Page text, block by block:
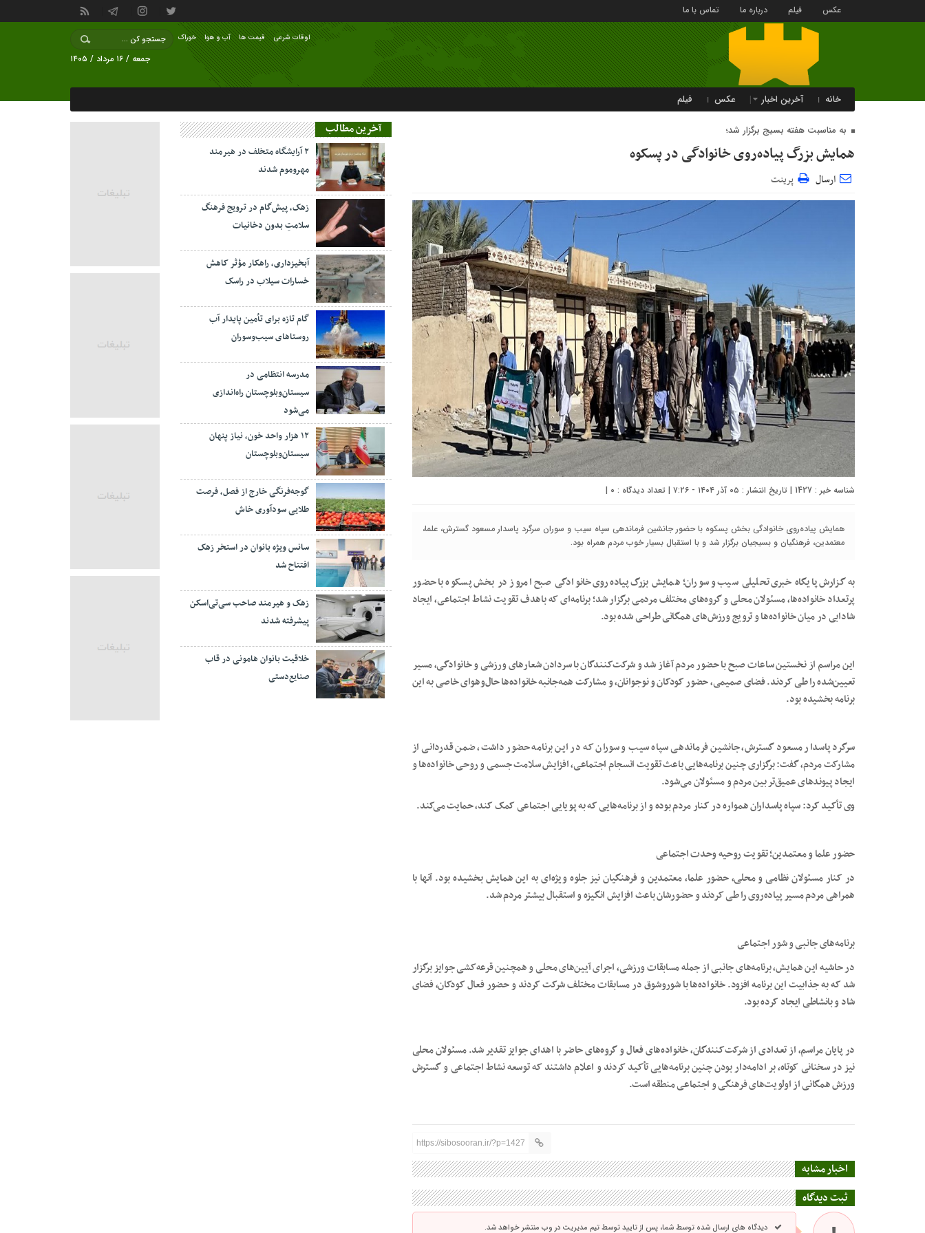
عکس فیلم درباره ما تماس با ما
خوراک آب و هوا قیمت ها اوقات شرعی
جمعه / ۱۶ مرداد / ۱۴۰۵
خانه آخرین اخبار عکس فیلم
به مناسبت هفته بسیج برگزار شد؛
همایش بزرگ پیاده‌روی خانوادگی در پسکوه
ارسال پرینت
شناسه خبر : 1427 | تاریخ انتشار : ۰۵ آذر ۱۴۰۴ - ۷:۲۶ | تعداد دیدگاه : ۰ |
همایش پیاده‌روی خانوادگی بخش پسکوه با حضور جانشین فرماندهی سپاه سیب و سوران سرگرد پاسدار مسعود گسترش، علما،
معتمدین، فرهنگیان و بسیجیان برگزار شد و با استقبال بسیار خوب مردم همراه بود.
به گزارش پایگاه خبری تحلیلی سیب و سوران؛ همایش بزرگ پیاده‌روی خانوادگی صبح امروز در بخش پسکوه با حضور
پرتعداد خانواده‌ها، مسئولان محلی و گروه‌های مختلف مردمی برگزار شد؛ برنامه‌ای که باهدف تقویت نشاط اجتماعی، ایجاد
شادابی در میان خانواده‌ها و ترویج ورزش‌های همگانی طراحی شده بود.
این مراسم از نخستین ساعات صبح با حضور مردم آغاز شد و شرکت‌کنندگان با سردادن شعارهای ورزشی و خانوادگی، مسیر
تعیین‌شده را طی کردند. فضای صمیمی، حضور کودکان و نوجوانان، و مشارکت همه‌جانبه خانواده‌ها حال‌وهوای خاصی به این
برنامه بخشیده بود.
سرگرد پاسدار مسعود گسترش، جانشین فرماندهی سپاه سیب و سوران که در این برنامه حضور داشت، ضمن قدردانی از
مشارکت مردم، گفت: برگزاری چنین برنامه‌هایی باعث تقویت انسجام اجتماعی، افزایش سلامت جسمی و روحی خانواده‌ها و
ایجاد پیوندهای عمیق‌تر بین مردم و مسئولان می‌شود.
وی تأکید کرد: سپاه پاسداران همواره در کنار مردم بوده و از برنامه‌هایی که به پویایی اجتماعی کمک کند، حمایت می‌کند.
حضور علما و معتمدین؛ تقویت روحیه وحدت اجتماعی
در کنار مسئولان نظامی و محلی، حضور علما، معتمدین و فرهنگیان نیز جلوه ویژه‌ای به این همایش بخشیده بود. آنها با
همراهی مردم مسیر پیاده‌روی را طی کردند و حضورشان باعث افزایش انگیزه و استقبال بیشتر مردم شد.
برنامه‌های جانبی و شور اجتماعی
در حاشیه این همایش، برنامه‌های جانبی از جمله مسابقات ورزشی، اجرای آیین‌های محلی و همچنین قرعه‌کشی جوایز برگزار
شد که به جذابیت این برنامه افزود. خانواده‌ها با شوروشوق در مسابقات مختلف شرکت کردند و حضور فعال کودکان، فضای
شاد و بانشاطی ایجاد کرده بود.
در پایان مراسم، از تعدادی از شرکت‌کنندگان، خانواده‌های فعال و گروه‌های حاضر با اهدای جوایز تقدیر شد. مسئولان محلی
نیز در سخنانی کوتاه، بر ادامه‌دار بودن چنین برنامه‌هایی تأکید کردند و اعلام داشتند که توسعه نشاط اجتماعی و گسترش
ورزش همگانی از اولویت‌های فرهنگی و اجتماعی منطقه است.
https://sibosooran.ir/?p=1427
اخبار مشابه
ثبت دیدگاه
دیدگاه های ارسال شده توسط شما، پس از تایید توسط تیم مدیریت در وب منتشر خواهد شد.
آخرین مطالب
۲ آرایشگاه متخلف در هیرمند
مهروموم شدند
زهک، پیش‌گام در ترویج فرهنگ
سلامتِ بدون دخانیات
آبخیزداری، راهکار مؤثر کاهش
خسارات سیلاب در راسک
گام تازه برای تأمین پایدار آب
روستاهای سیب‌وسوران
مدرسه انتظامی در
سیستان‌وبلوچستان راه‌اندازی
می‌شود
۱۲ هزار واحد خون، نیاز پنهان
سیستان‌وبلوچستان
گوجه‌فرنگی خارج از فصل، فرصت
طلایی سودآوری خاش
سانس ویژه بانوان در استخر زهک
افتتاح شد
زهک و هیرمند صاحب سی‌تی‌اسکن
پیشرفته شدند
خلاقیت بانوان هامونی در قاب
صنایع‌دستی